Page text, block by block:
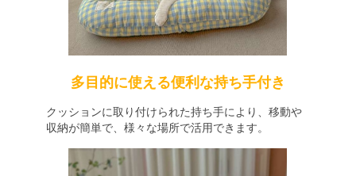
多目的に使える便利な持ち手付き
クッションに取り付けられた持ち手により、移動や
収納が簡単で、様々な場所で活用できます。